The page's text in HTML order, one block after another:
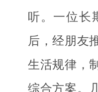
听。一位长
后，经朋友
生活规律，
综合方案。